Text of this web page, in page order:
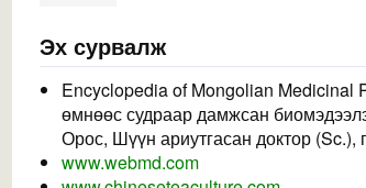
Эх сурвалж
Encyclopedia of Mongolian Medicinal
өмнөөс судраар дамжсан
Орос, Шүүн ариутгасан доктор
www.webmd.com